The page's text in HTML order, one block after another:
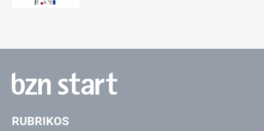
RUBRIKOS